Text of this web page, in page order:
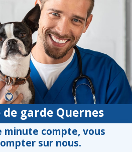
garde Quernes
minute compte, vous
sur nous.